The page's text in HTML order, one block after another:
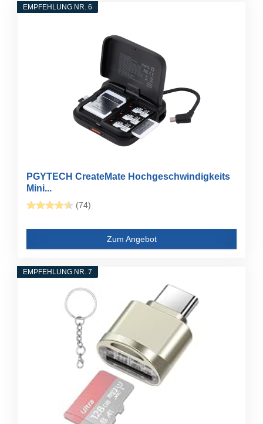
EMPFEHLUNG NR. 6
PGYTECH CreateMate Hochgeschwindigkeits
Mini...
(74)
Zum Angebot
EMPFEHLUNG NR. 7